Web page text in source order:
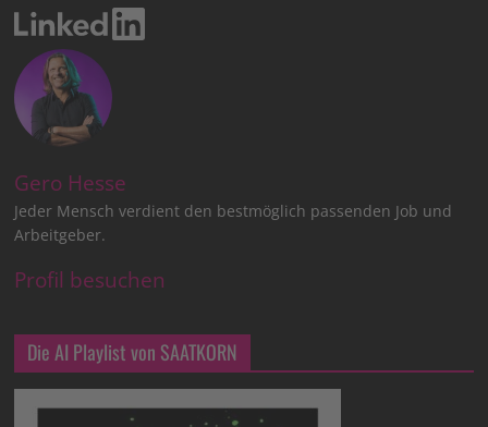
Gero Hesse
Jeder Mensch verdient den bestmöglich passenden Job und
Arbeitgeber.
Profil besuchen
Die AI Playlist von SAATKORN